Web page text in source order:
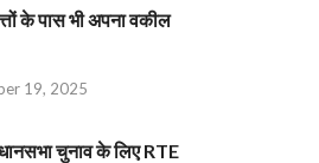
के पास भी अपना वकील
19, 2025
चुनाव के लिए RTE